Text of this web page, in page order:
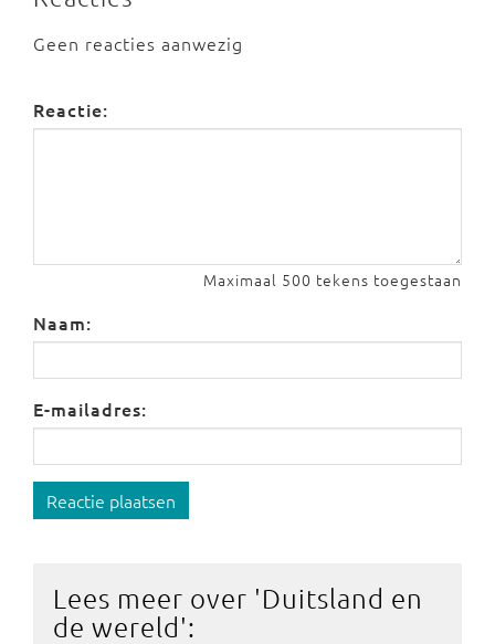
Geen reacties aanwezig
Reactie:
Maximaal 500 tekens toegestaan
Naam:
E-mailadres:
Reactie plaatsen
Lees meer over 'Duitsland en
de wereld':